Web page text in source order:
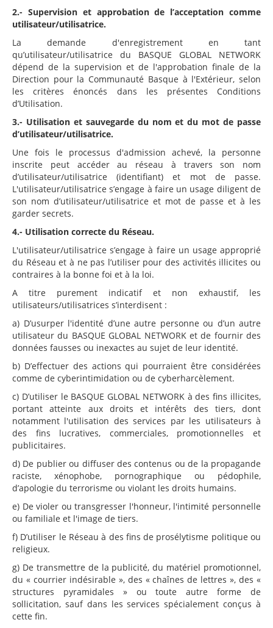
2.- Supervision et approbation de l’acceptation comme
utilisateur/utilisatrice.
La demande d'enregistrement en tant
qu’utilisateur/utilisatrice du BASQUE GLOBAL NETWORK
dépend de la supervision et de l'approbation finale de la
Direction pour la Communauté Basque à l'Extérieur, selon
les critères énoncés dans les présentes Conditions
d’Utilisation.
3.- Utilisation et sauvegarde du nom et du mot de passe
d’utilisateur/utilisatrice.
Une fois le processus d'admission achevé, la personne
inscrite peut accéder au réseau à travers son nom
d’utilisateur/utilisatrice (identifiant) et mot de passe.
L'utilisateur/utilisatrice s’engage à faire un usage diligent de
son nom d’utilisateur/utilisatrice et mot de passe et à les
garder secrets.
4.- Utilisation correcte du Réseau.
L'utilisateur/utilisatrice s’engage à faire un usage approprié
du Réseau et à ne pas l’utiliser pour des activités illicites ou
contraires à la bonne foi et à la loi.
A titre purement indicatif et non exhaustif, les
utilisateurs/utilisatrices s’interdisent :
a) D’usurper l'identité d’une autre personne ou d’un autre
utilisateur du BASQUE GLOBAL NETWORK et de fournir des
données fausses ou inexactes au sujet de leur identité.
b) D’effectuer des actions qui pourraient être considérées
comme de cyberintimidation ou de cyberharcèlement.
c) D’utiliser le BASQUE GLOBAL NETWORK à des fins illicites,
portant atteinte aux droits et intérêts des tiers, dont
notamment l'utilisation des services par les utilisateurs à
des fins lucratives, commerciales, promotionnelles et
publicitaires.
d) De publier ou diffuser des contenus ou de la propagande
raciste, xénophobe, pornographique ou pédophile,
d’apologie du terrorisme ou violant les droits humains.
e) De violer ou transgresser l'honneur, l'intimité personnelle
ou familiale et l'image de tiers.
f) D’utiliser le Réseau à des fins de prosélytisme politique ou
religieux.
g) De transmettre de la publicité, du matériel promotionnel,
du « courrier indésirable », des « chaînes de lettres », des «
structures pyramidales » ou toute autre forme de
sollicitation, sauf dans les services spécialement conçus à
cette fin.